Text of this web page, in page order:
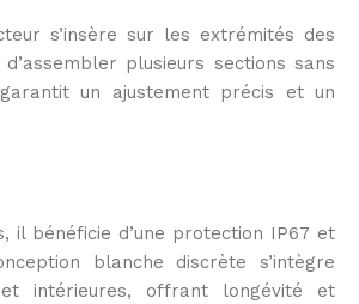
s’insère sur les extrémités des
plusieurs sections sans
un ajustement précis et un
il bénéficie d’une protection IP67 et
blanche discrète s’intègre
intérieures, offrant longévité et